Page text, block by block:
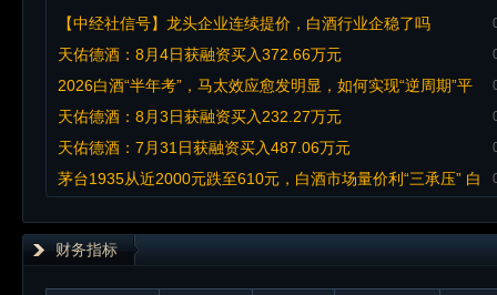
【中经社信号】龙头企业连续提价，白酒行业企稳了吗
天佑德酒：8月4日获融资买入372.66万元
2026白酒“半年考”，马太效应愈发明显，如何实现“逆周期”平
衡？
天佑德酒：8月3日获融资买入232.27万元
天佑德酒：7月31日获融资买入487.06万元
茅台1935从近2000元跌至610元，白酒市场量价利“三承压” 白
财务指标